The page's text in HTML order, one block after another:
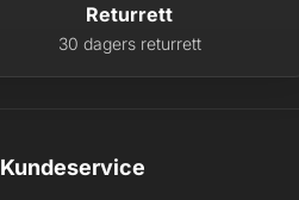
Returrett
30 dagers returrett
Kundeservice